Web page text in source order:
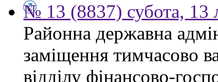
№ 13 (8837) субота, 13
Районна державна
заміщення тимчасово
відділу фінансово-